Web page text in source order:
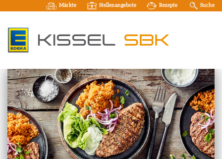
Märkte Stellenangebote Rezepte Suche